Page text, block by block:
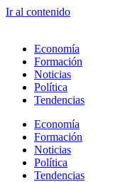
Ir al contenido
Economía
Formación
Noticias
Política
Tendencias
Economía
Formación
Noticias
Política
Tendencias